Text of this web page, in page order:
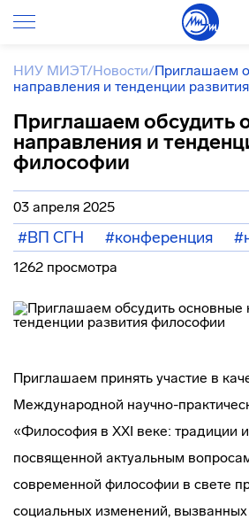
НИУ МИЭТ/Новости/Приглашаем
направления и тенденции
Приглашаем обсудить
направления и
философии
03 апреля 2025
#ВП СГН #конференция
1262 просмотра
Приглашаем принять участие в
Международной научно-
«Философия в XXI веке: традиции
посвященной актуальным
современной философии в свете
социальных изменений, вызванных